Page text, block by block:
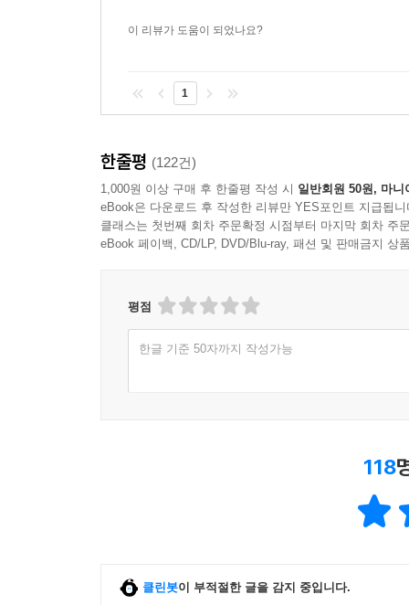
이 리뷰가 도움이 되었나요?
1
한줄평 (122건)
1,000원 이상 구매 후 한줄평 작성 시 일반회원 50원, 마니
eBook은 다운로드 후 작성한 리뷰만 YES포인트 지급됩니
클래스는 첫번째 회차 주문확정 시점부터 마지막 회차 주
eBook 페이백, CD/LP, DVD/Blu-ray, 패션 및 판매금지 상
평점
한글 기준 50자까지 작성가능
118
클린봇이 부적절한 글을 감지 중입니다.